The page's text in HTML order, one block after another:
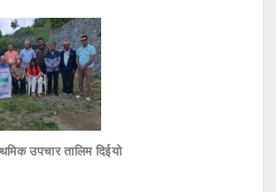
उपचार तालिम दिईयो